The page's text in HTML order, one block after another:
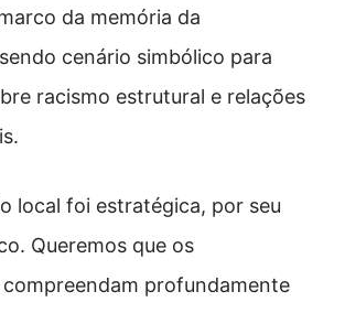
da memória da
cenário simbólico para
racismo estrutural e relações
local foi estratégica, por seu
Queremos que os
profundamente